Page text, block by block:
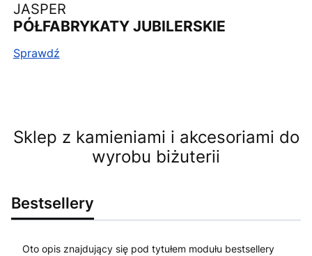
JASPER
PÓŁFABRYKATY JUBILERSKIE
Sprawdź
Sklep z kamieniami i akcesoriami do
wyrobu biżuterii
Bestsellery
Oto opis znajdujący się pod tytułem modułu bestsellery